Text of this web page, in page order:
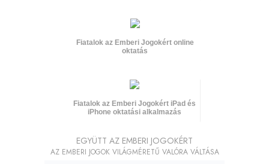
Fiatalok az Emberi Jogokért online
oktatás
Fiatalok az Emberi Jogokért iPad és
iPhone oktatási alkalmazás
EGYÜTT AZ EMBERI JOGOKÉRT
AZ EMBERI JOGOK VILÁGMÉRETŰ VALÓRA VÁLTÁSA